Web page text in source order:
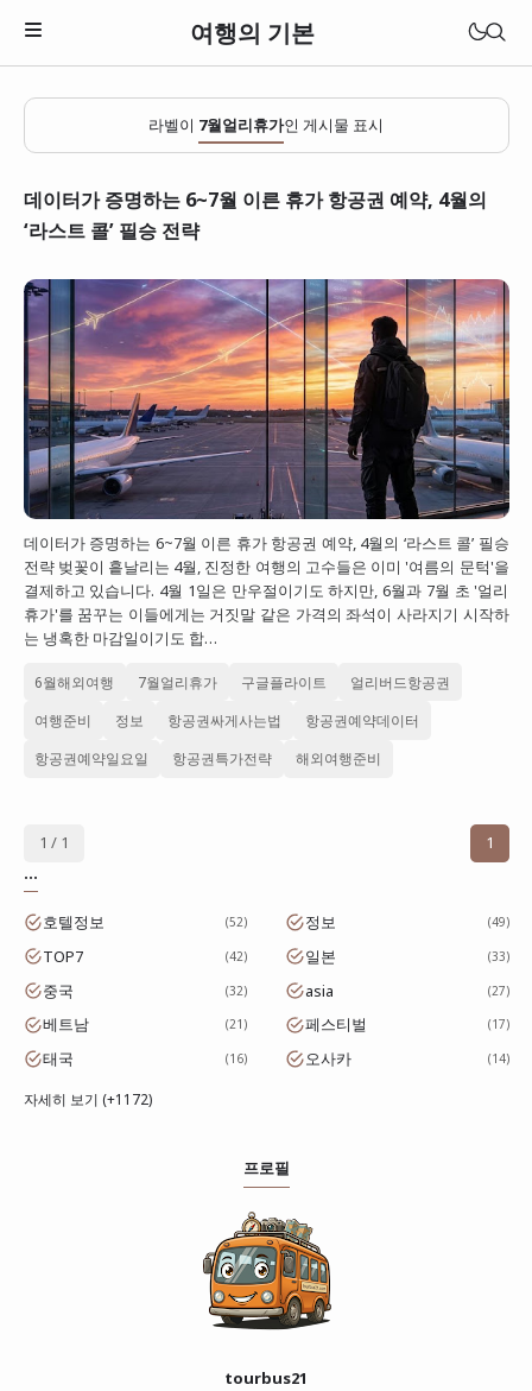
여행의 기본
일본
베트남
태국
대만
프랑스
이탈리아
스위스
스페인
라벨이 7월얼리휴가인 게시물 표시
데이터가 증명하는 6~7월 이른 휴가 항공권 예약, 4월의
‘라스트 콜’ 필승 전략
데이터가 증명하는 6~7월 이른 휴가 항공권 예약, 4월의 ‘라스트 콜’ 필승
전략 벚꽃이 흩날리는 4월, 진정한 여행의 고수들은 이미 '여름의 문턱'을
결제하고 있습니다. 4월 1일은 만우절이기도 하지만, 6월과 7월 초 '얼리
휴가'를 꿈꾸는 이들에게는 거짓말 같은 가격의 좌석이 사라지기 시작하
는 냉혹한 마감일이기도 합…
6월해외여행 7월얼리휴가 구글플라이트 얼리버드항공권
여행준비 정보 항공권싸게사는법 항공권예약데이터
항공권예약일요일 항공권특가전략 해외여행준비
1 / 1
1
...
호텔정보 52 정보 49
TOP7 42 일본 33
중국 32 asia 27
베트남 21 페스티벌 17
태국 16 오사카 14
자세히 보기 (+1172)
프로필
tourbus21